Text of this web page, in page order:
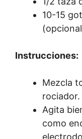
10-15
Instrucciones:
Mezcla
rociador.
Agita
como